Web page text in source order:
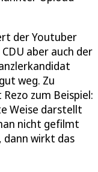
der Youtuber
aber auch der
weg. Zu
Rezo zum Beispiel:
Weise darstellt
nicht gefilmt
dann wirkt das